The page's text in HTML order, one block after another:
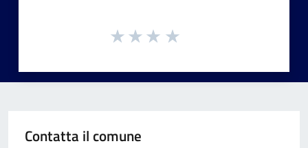
Contatta il comune